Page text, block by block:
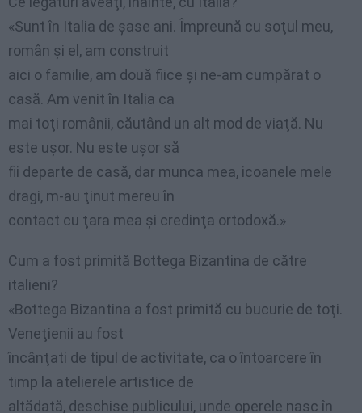
«Sunt în Italia de şase ani. Împreună cu soţul meu,
român şi el, am construit
aici o familie, am două fiice şi ne-am cumpărat o
casă. Am venit în Italia ca
mai toţi românii, căutând un alt mod de viaţă. Nu
este uşor. Nu este uşor să
fii departe de casă, dar munca mea, icoanele mele
dragi, m-au ţinut mereu în
contact cu ţara mea şi credinţa ortodoxă.»
Cum a fost primită Bottega Bizantina de către
italieni?
«Bottega Bizantina a fost primită cu bucurie de toţi.
Veneţienii au fost
încânţati de tipul de activitate, ca o întoarcere în
timp la atelierele artistice de
altădată, deschise publicului, unde operele nasc în